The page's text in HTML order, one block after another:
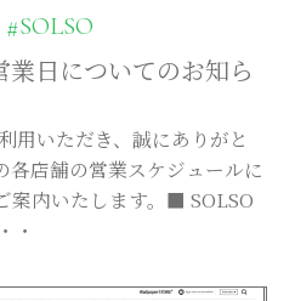
#SOLSO
業日についてのお知ら
用いただき、誠にありがと
各店舗の営業スケジュールに
案内いたします。■ SOLSO
・